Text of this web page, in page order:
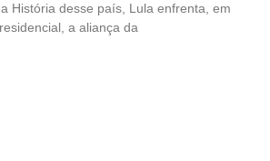
História desse país, Lula enfrenta, em
a aliança da